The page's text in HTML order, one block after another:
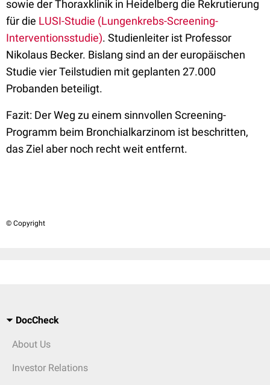
sowie der Thoraxklinik in Heidelberg die Rekrutierung
für die LUSI-Studie (Lungenkrebs-Screening-
Interventionsstudie). Studienleiter ist Professor
Nikolaus Becker. Bislang sind an der europäischen
Studie vier Teilstudien mit geplanten 27.000
Probanden beteiligt.
Fazit: Der Weg zu einem sinnvollen Screening-
Programm beim Bronchialkarzinom ist beschritten,
das Ziel aber noch recht weit entfernt.
© Copyright
DocCheck
About Us
Investor Relations